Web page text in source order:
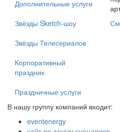
Дополнительные услуги
Звёзды Sketch-шоу
Звёзды Телесериалов
Корпоративный
праздник
Праздничные услуги
В нашу группу компаний входит:
eventenergy